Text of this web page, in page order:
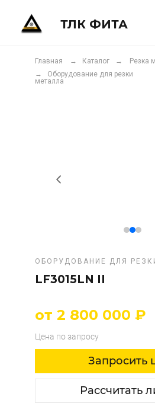
ТЛК ФИТА
Главная → Каталог
→ Резка
→ Оборудование для резки
металла
ОБОРУДОВАНИЕ ДЛЯ
LF3015LN II
от 2 800 000 ₽
Цена по запросу
Запросить
Рассчитать